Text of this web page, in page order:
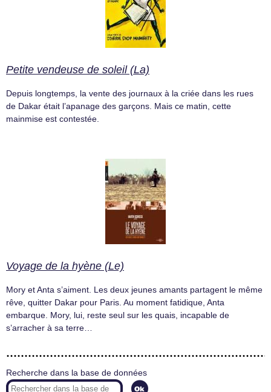
Petite vendeuse de soleil (La)
Depuis longtemps, la vente des journaux à la criée dans les rues
de Dakar était l’apanage des garçons. Mais ce matin, cette
mainmise est contestée.
Voyage de la hyène (Le)
Mory et Anta s’aiment. Les deux jeunes amants partagent le même
rêve, quitter Dakar pour Paris. Au moment fatidique, Anta
embarque. Mory, lui, reste seul sur les quais, incapable de
s’arracher à sa terre…
Recherche dans la base de données